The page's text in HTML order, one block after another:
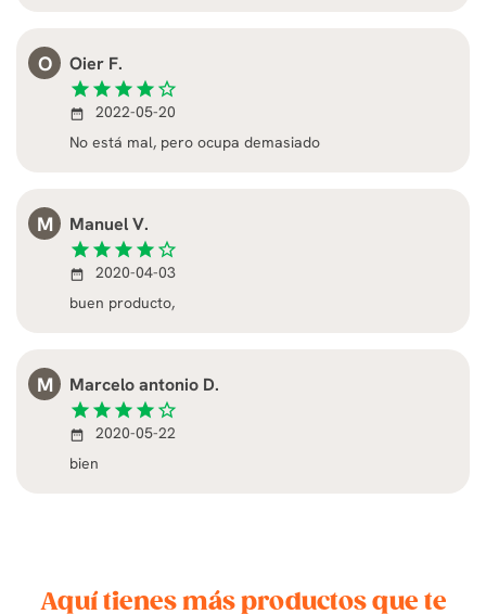
O Oier F.
star star star star star_border
date_range
2022-05-20
No está mal, pero ocupa demasiado
M Manuel V.
star star star star star_border
date_range
2020-04-03
buen producto,
M Marcelo antonio D.
star star star star star_border
date_range
2020-05-22
bien
Aquí tienes más productos que te